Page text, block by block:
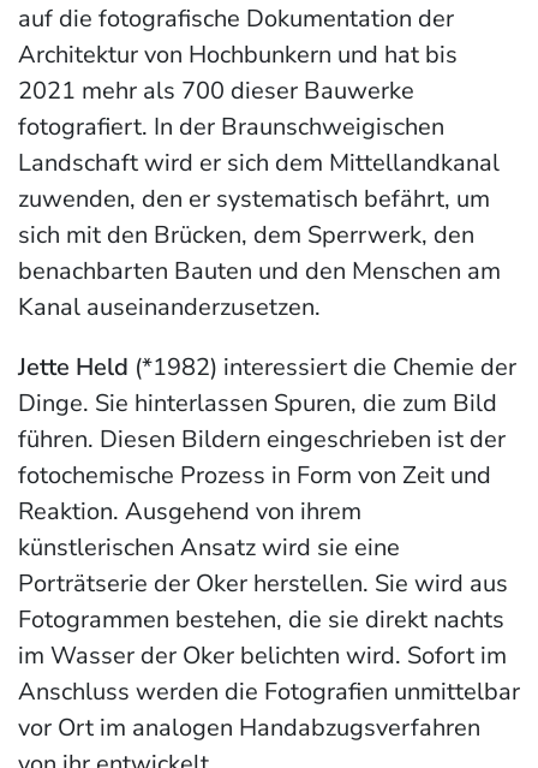
auf die fotografische Dokumentation der
Architektur von Hochbunkern und hat bis
2021 mehr als 700 dieser Bauwerke
fotografiert. In der Braunschweigischen
Landschaft wird er sich dem Mittellandkanal
zuwenden, den er systematisch befährt, um
sich mit den Brücken, dem Sperrwerk, den
benachbarten Bauten und den Menschen am
Kanal auseinanderzusetzen.
Jette Held (*1982) interessiert die Chemie der
Dinge. Sie hinterlassen Spuren, die zum Bild
führen. Diesen Bildern eingeschrieben ist der
fotochemische Prozess in Form von Zeit und
Reaktion. Ausgehend von ihrem
künstlerischen Ansatz wird sie eine
Porträtserie der Oker herstellen. Sie wird aus
Fotogrammen bestehen, die sie direkt nachts
im Wasser der Oker belichten wird. Sofort im
Anschluss werden die Fotografien unmittelbar
vor Ort im analogen Handabzugsverfahren